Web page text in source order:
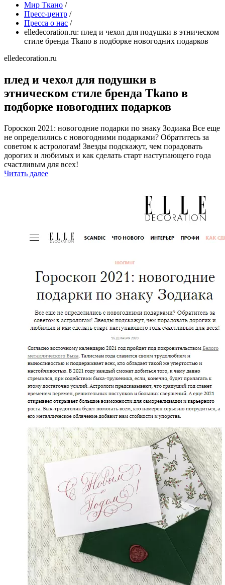
Мир Ткано /
Пресс-центр /
Пресса о нас /
elledecoration.ru: плед и чехол для подушки в этническом
стиле бренда Tkano в подборке новогодних подарков
elledecoration.ru
плед и чехол для подушки в
этническом стиле бренда Tkano в
подборке новогодних подарков
Гороскоп 2021: новогодние подарки по знаку Зодиака Все еще
не определились с новогодними подарками? Обратитесь за
советом к астрологам! Звезды подскажут, чем порадовать
дорогих и любимых и как сделать старт наступающего года
счастливым для всех!
Читать далее